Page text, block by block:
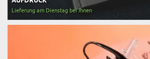
Lieferung am Dienstag bei Ihnen